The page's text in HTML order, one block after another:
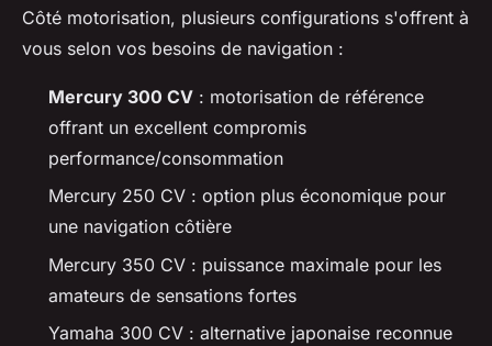
Côté motorisation, plusieurs configurations s'offrent à
vous selon vos besoins de navigation :
Mercury 300 CV : motorisation de référence
offrant un excellent compromis
performance/consommation
Mercury 250 CV : option plus économique pour
une navigation côtière
Mercury 350 CV : puissance maximale pour les
amateurs de sensations fortes
Yamaha 300 CV : alternative japonaise reconnue